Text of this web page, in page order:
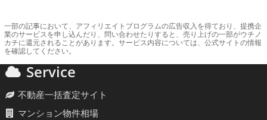
一部の記事において、アフィリエイトプログラムの広告収入を得ており、提携企
業のサービスを申し込んだり、問い合わせたりすると、売り上げの一部がウチノ
カチに還元されることがあります。サービス内容については、公式サイトの情報
を確認してください。
Service
不動産一括査定サイト
マンション物件相場